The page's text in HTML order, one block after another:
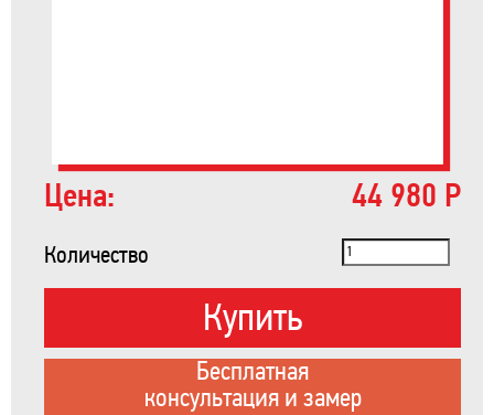
Цена: 44 980 Р
Количество
Купить
Бесплатная
консультация и замер